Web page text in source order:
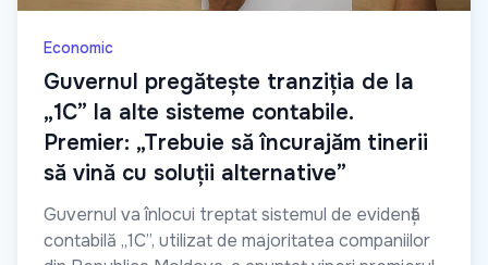
Economic
Guvernul pregătește tranziția de la
„1C” la alte sisteme contabile.
Premier: „Trebuie să încurajăm tinerii
să vină cu soluții alternative”
Guvernul va înlocui treptat sistemul de evidență
contabilă „1C”, utilizat de majoritatea companiilor